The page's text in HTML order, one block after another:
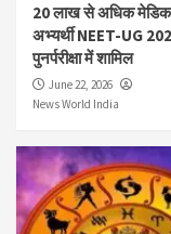
20 लाख से अधिक
अभ्यर्थी NEET-UG
पुनर्परीक्षा में शामिल
June 22, 2026
News World India